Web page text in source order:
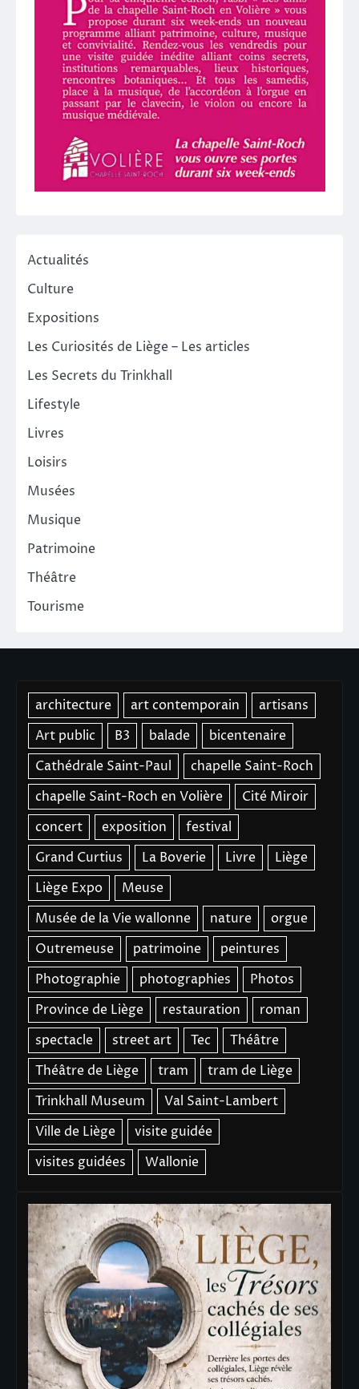
Actualités
Culture
Expositions
Les Curiosités de Liège – Les articles
Les Secrets du Trinkhall
Lifestyle
Livres
Loisirs
Musées
Musique
Patrimoine
Théâtre
Tourisme